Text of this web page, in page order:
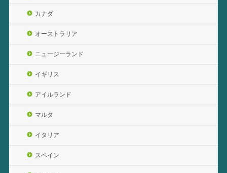
カナダ
オーストラリア
ニュージーランド
イギリス
アイルランド
マルタ
イタリア
スペイン